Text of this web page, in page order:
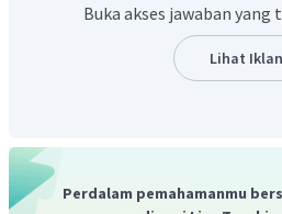
Proses terjadi dalam dua
dihubungkan oleh jembatan
inert atau tak inert.
Reaksi pada sel
mengubah energi listrik
Buka akses jawaban
Lihat Iklan
Perdalam pemahamanmu